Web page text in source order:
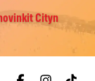
Cityn